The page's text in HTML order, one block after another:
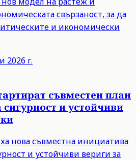
свързаност, за да
и икономически
2026 г.
съвместен план
и устойчиви
нова съвместна инициатива
и устойчиви вериги за